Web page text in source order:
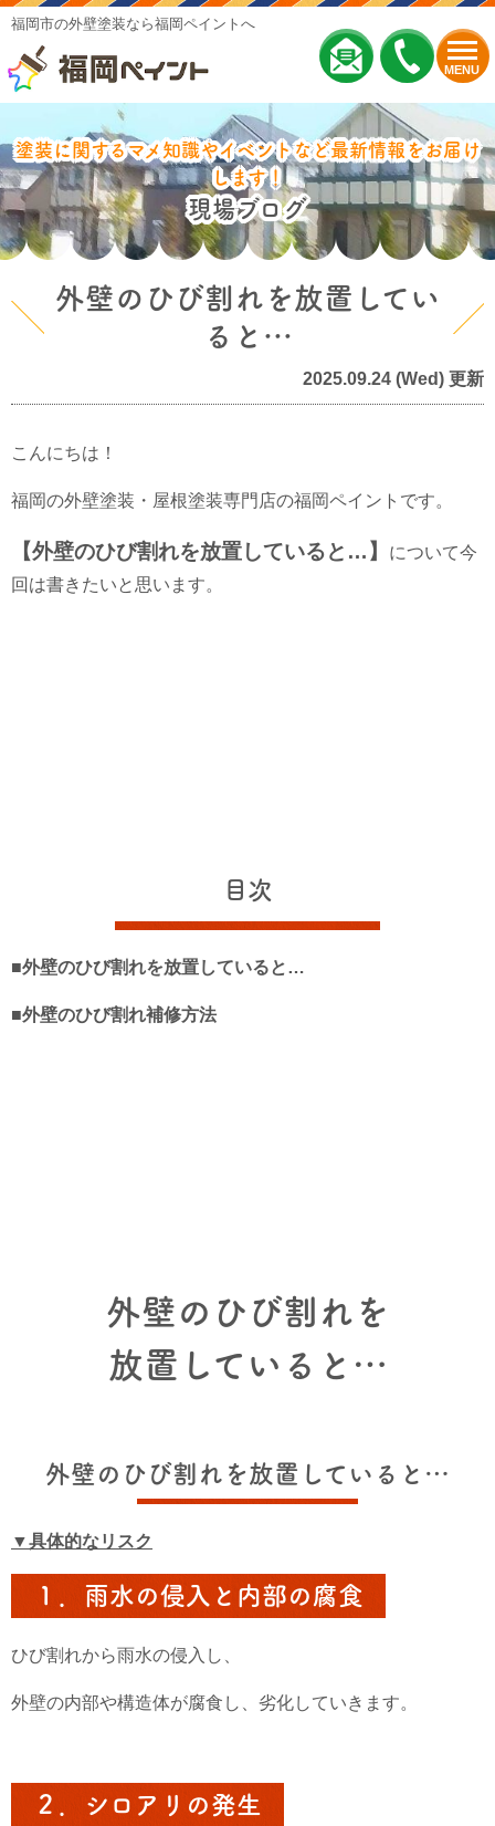
MENU
福岡市の外壁塗装なら福岡ペイントへ
塗装に関するマメ知識やイベントなど最新情報をお届け
します！
現場ブログ
外壁のひび割れを放置してい
ると…
2025.09.24 (Wed) 更新
こんにちは！
福岡の外壁塗装・屋根塗装専門店の福岡ペイントです。
【外壁のひび割れを放置していると…】
について今
回は書きたいと思います。
目次
■外壁のひび割れを放置していると…
■外壁のひび割れ補修方法
外壁のひび割れを
放置していると…
外壁のひび割れを放置していると…
▼具体的なリスク
１．雨水の侵入と内部の腐食
ひび割れから雨水の侵入し、
外壁の内部や構造体が腐食し、劣化していきます。
２．シロアリの発生